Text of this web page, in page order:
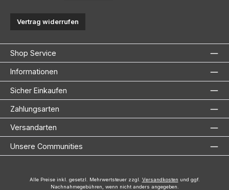
Vertrag widerrufen
Shop Service
Informationen
Sicher Einkaufen
Zahlungsarten
Versandarten
Unsere Communities
Alle Preise inkl. gesetzl. Mehrwertsteuer zzgl. Versandkosten und ggf.
Nachnahmegebühren, wenn nicht anders angegeben.